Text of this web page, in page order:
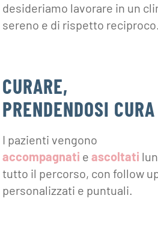
desideriamo lavorare in un
sereno e di rispetto
CURARE,
PRENDENDOSI CURA
I pazienti vengono
accompagnati eascoltati
tutto il percorso, con follow
personalizzati e puntuali.